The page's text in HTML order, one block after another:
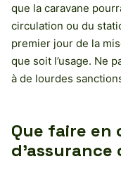
que la caravane
circulation ou du
premier jour de la
que soit l’usage. Ne
à de lourdes
Que faire en